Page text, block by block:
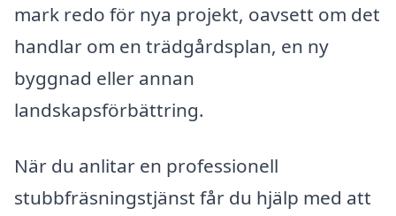
mark redo för nya projekt, oavsett om det
handlar om en trädgårdsplan, en ny
byggnad eller annan
landskapsförbättring.
När du anlitar en professionell
stubbfräsningstjänst får du hjälp med att